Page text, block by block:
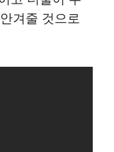
겨줄 것으로